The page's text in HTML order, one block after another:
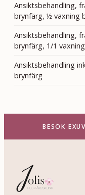
Ansiktsbehandling,
brynfärg, ½ vaxning
Ansiktsbehandling,
brynfärg, 1/1
Ansiktsbehandling
brynfärg
BESÖK